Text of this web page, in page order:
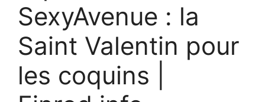
SexyAvenue : la
Saint Valentin pour
les coquins |